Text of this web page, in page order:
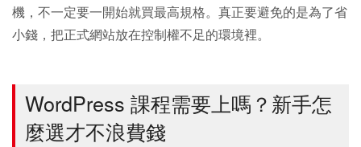
機，不一定要一開始就買最高規格。真正要避免的是為了省
小錢，把正式網站放在控制權不足的環境裡。
WordPress 課程需要上嗎？新手怎
麼選才不浪費錢